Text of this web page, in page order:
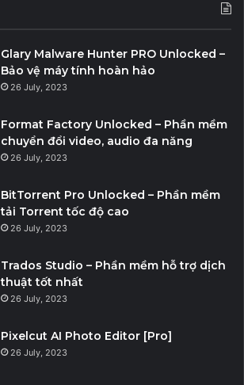
Glary Malware Hunter PRO Unlocked –
Bảo vệ máy tính hoàn hảo
26 July, 2023
Format Factory Unlocked – Phần mềm
chuyển đổi video, audio đa năng
26 July, 2023
BitTorrent Pro Unlocked – Phần mềm
tải Torrent tốc độ cao
26 July, 2023
Trados Studio – Phần mềm hỗ trợ dịch
thuật tốt nhất
26 July, 2023
Pixelcut AI Photo Editor [Pro]
26 July, 2023